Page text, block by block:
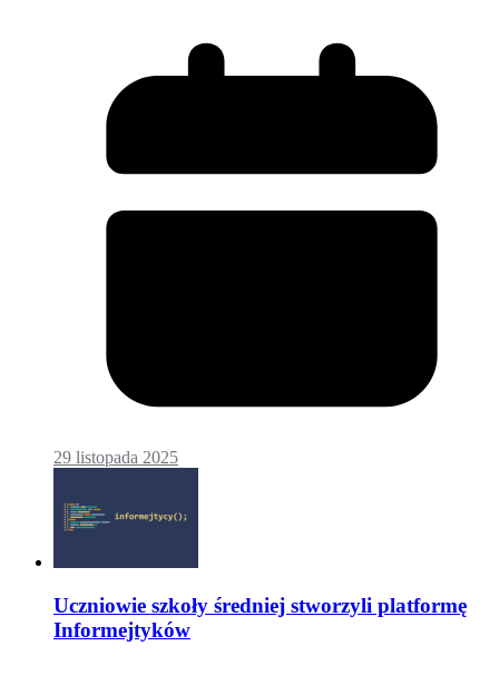
29 listopada 2025
Uczniowie szkoły średniej stworzyli platformę
Informejtyków